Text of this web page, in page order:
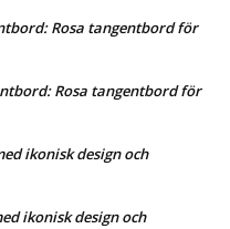
Rosa tangentbord för
Rosa tangentbord för
ikonisk design och
ikonisk design och